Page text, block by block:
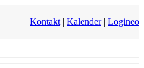
Kontakt | Kalender| Logineo